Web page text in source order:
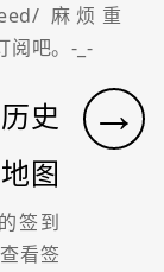
麻烦重
阅吧。-_-
→
史
地图
签到
看签